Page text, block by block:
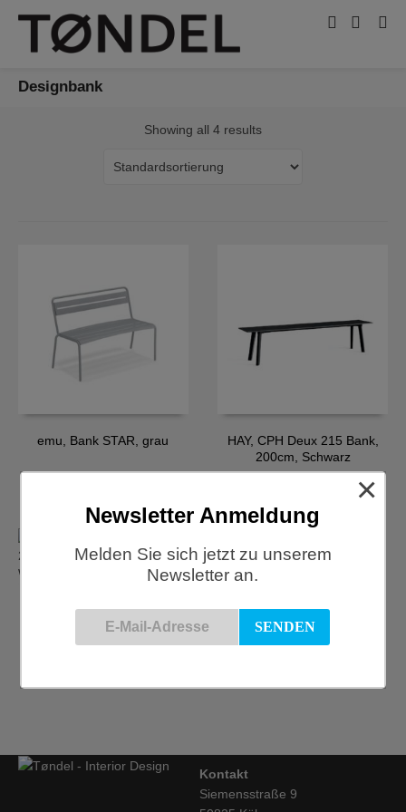
Designbank
Showing all 4 results
emu, Bank STAR, grau
HAY, CPH Deux 215 Bank,
200cm, Schwarz
HAY, CPH Deux 215 Bank,
200cm, Weiss
€829,00
HAY, CPH Deux 215 Bank,
75cm, Eiche/Dunkelgrau
Kontakt
Siemensstraße 9
Newsletter Anmeldung
Melden Sie sich jetzt zu unserem
Newsletter an.
×